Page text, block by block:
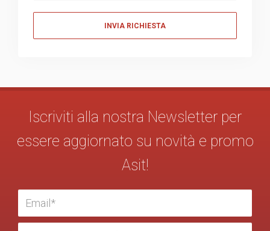
Iscriviti alla nostra Newsletter per
essere aggiornato su novità e promo
Asit!